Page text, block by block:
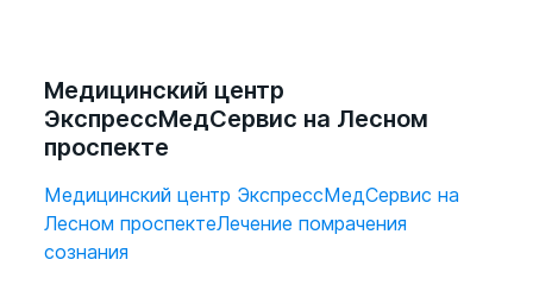
противопоказана детям до 18 лет. Людям
с сердечно- сосудистыми заболеваниями,
тромбозом, с синдромом густой крови;
Аденома и карцинома печени, генитальное
кровотечение, послеродовый период,
Медицинский центр
ЭкспрессМедСервис на Лесном
проспекте
Медицинский центр ЭкспрессМедСервис на
Лесном проспектеЛечение помрачения
сознания